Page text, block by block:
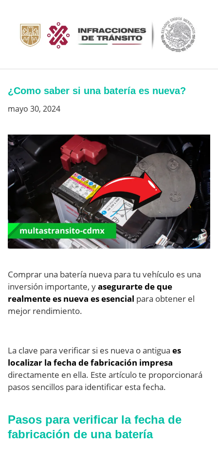
contenido
¿Como saber si una batería es nueva?
mayo 30, 2024
Comprar una batería nueva para tu vehículo es una
inversión importante, yasegurarte de que
realmente es nueva es esencial para obtener el
mejor rendimiento.
La clave para verificar si es nueva o antigua es
localizar la fecha de fabricación impresa
directamente en ella. Este artículo te proporcionará
pasos sencillos para identificar esta fecha.
Pasos para verificar la fecha de
fabricación de una batería